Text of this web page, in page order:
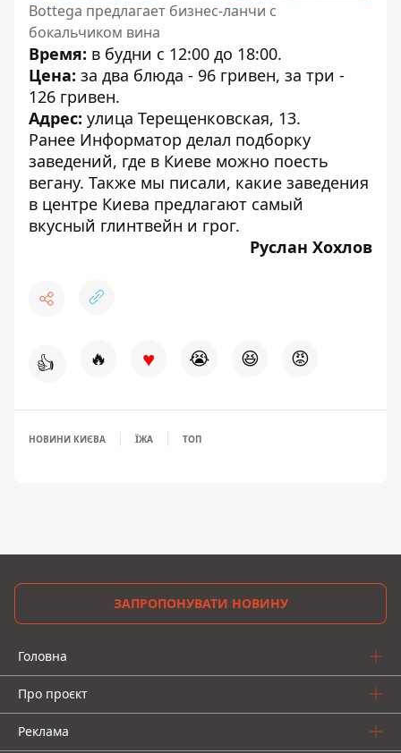
Bottega предлагает бизнес-ланчи с
бокальчиком вина
Время: в будни с 12:00 до 18:00.
Цена: за два блюда - 96 гривен, за три -
126 гривен.
Адрес: улица Терещенковская, 13.
Ранее Информатор делал подборку
заведений, где в Киеве можно поесть
вегану. Также мы писали, какие заведения
в центре Киева предлагают самый
вкусный глинтвейн и грог.
Руслан Хохлов
👍 🔥 ♥ 😭 😆 😡
НОВИНИ КИЄВА ЇЖА ТОП
ЗАПРОПОНУВАТИ НОВИНУ
Головна
Про проєкт
Реклама